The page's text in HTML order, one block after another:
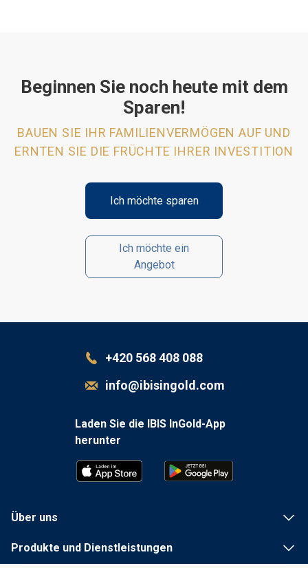
Beginnen Sie noch heute mit dem
Sparen!
BAUEN SIE IHR FAMILIENVERMÖGEN AUF UND
ERNTEN SIE DIE FRÜCHTE IHRER INVESTITION
Ich möchte sparen
Ich möchte ein
Angebot
+420 568 408 088
info@ibisingold.com
Laden Sie die IBIS InGold-App
herunter
Über uns
Produkte und Dienstleistungen